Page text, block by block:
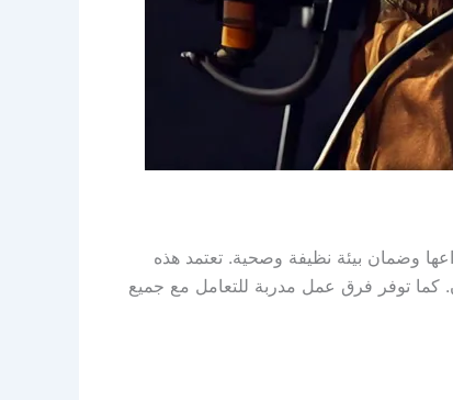
وضمان بيئة نظيفة وصحية. تعتمد هذه
كما توفر فرق عمل مدربة للتعامل مع جميع